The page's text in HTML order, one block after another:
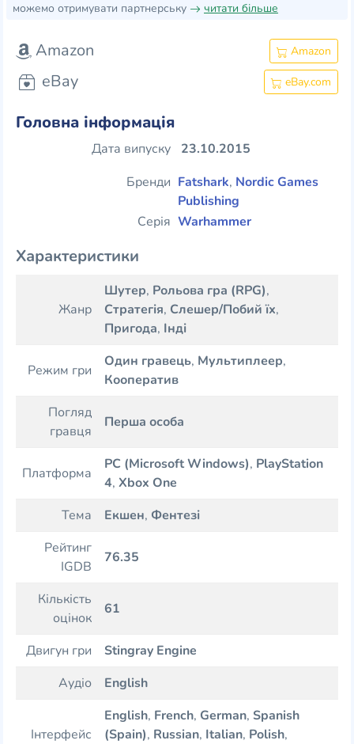
можемо отримувати партнерську
читати більше
Amazon Amazon
eBay eBay.com
Головна інформація
Дата випуску
23.10.2015
Бренди Fatshark, Nordic Games
Publishing
Серія Warhammer
Характеристики
Жанр
Шутер, Рольова гра (RPG),
Стратегія, Слешер/Побий їх,
Пригода, Інді
Режим гри
Один гравець, Мультиплеер,
Кооператив
Погляд
гравця
Перша особа
Платформа
PC (Microsoft Windows), PlayStation
4, Xbox One
Тема
Екшен, Фентезі
Рейтинг
IGDB
76.35
Кількість
оцінок
61
Двигун гри
Stingray Engine
Аудіо
English
Інтерфейс
English, French, German, Spanish
(Spain), Russian, Italian, Polish,